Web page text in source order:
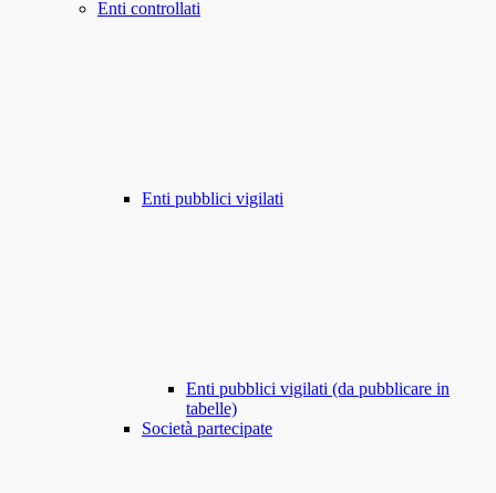
Enti controllati
Enti pubblici vigilati
Enti pubblici vigilati (da pubblicare in
tabelle)
Società partecipate